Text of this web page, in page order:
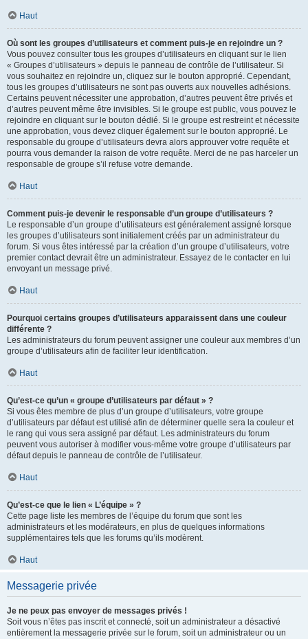
Haut
Où sont les groupes d’utilisateurs et comment puis-je en rejoindre un ?
Vous pouvez consulter tous les groupes d’utilisateurs en cliquant sur le lien
« Groupes d’utilisateurs » depuis le panneau de contrôle de l’utilisateur. Si
vous souhaitez en rejoindre un, cliquez sur le bouton approprié. Cependant,
tous les groupes d’utilisateurs ne sont pas ouverts aux nouvelles adhésions.
Certains peuvent nécessiter une approbation, d’autres peuvent être privés et
d’autres peuvent même être invisibles. Si le groupe est public, vous pouvez le
rejoindre en cliquant sur le bouton dédié. Si le groupe est restreint et nécessite
une approbation, vous devez cliquer également sur le bouton approprié. Le
responsable du groupe d’utilisateurs devra alors approuver votre requête et
pourra vous demander la raison de votre requête. Merci de ne pas harceler un
responsable de groupe s’il refuse votre demande.
Haut
Comment puis-je devenir le responsable d’un groupe d’utilisateurs ?
Le responsable d’un groupe d’utilisateurs est généralement assigné lorsque
les groupes d’utilisateurs sont initialement créés par un administrateur du
forum. Si vous êtes intéressé par la création d’un groupe d’utilisateurs, votre
premier contact devrait être un administrateur. Essayez de le contacter en lui
envoyant un message privé.
Haut
Pourquoi certains groupes d’utilisateurs apparaissent dans une couleur
différente ?
Les administrateurs du forum peuvent assigner une couleur aux membres d’un
groupe d’utilisateurs afin de faciliter leur identification.
Haut
Qu’est-ce qu’un « groupe d’utilisateurs par défaut » ?
Si vous êtes membre de plus d’un groupe d’utilisateurs, votre groupe
d’utilisateurs par défaut est utilisé afin de déterminer quelle sera la couleur et
le rang qui vous sera assigné par défaut. Les administrateurs du forum
peuvent vous autoriser à modifier vous-même votre groupe d’utilisateurs par
défaut depuis le panneau de contrôle de l’utilisateur.
Haut
Qu’est-ce que le lien « L’équipe » ?
Cette page liste les membres de l’équipe du forum que sont les
administrateurs et les modérateurs, en plus de quelques informations
supplémentaires tels que les forums qu’ils modèrent.
Haut
Messagerie privée
Je ne peux pas envoyer de messages privés !
Soit vous n’êtes pas inscrit et connecté, soit un administrateur a désactivé
entièrement la messagerie privée sur le forum, soit un administrateur ou un